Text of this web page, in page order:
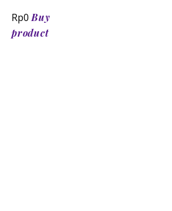
Rp0 Buy
product